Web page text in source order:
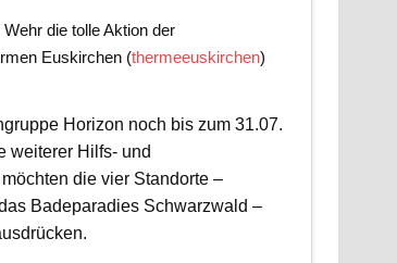
die tolle Aktion der
Euskirchen (thermeeuskirchen)
Horizon noch bis zum 31.07.
weiterer Hilfs- und
die vier Standorte –
Badeparadies Schwarzwald –